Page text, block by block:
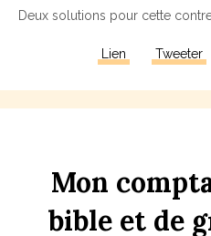
Deux solutions pour cette
Lien Tweeter
Mon
bible et de